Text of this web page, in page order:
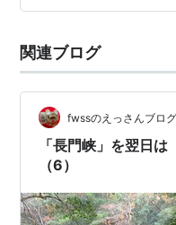
全て「道の駅長門峡（
ｍもあり、駐車場まで
とになるからです。 こ
関連ブログ
fwssのえっさんブログ
「長門峡」を翌日
（6）